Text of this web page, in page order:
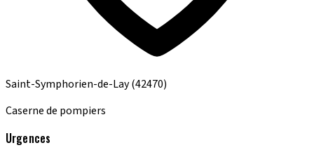
Saint-Symphorien-de-Lay(42470)
Caserne de pompiers
Urgences